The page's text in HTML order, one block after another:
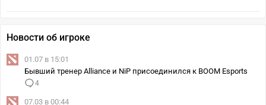
Новости об игроке
01.07 в 15:01
Бывший тренер Alliance и NiP присоединился к BOOM Esports
4
07.03 в 00:44